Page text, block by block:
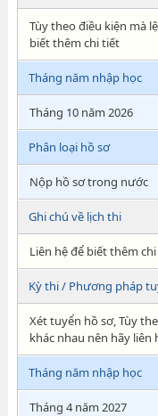
Tùy theo điều kiện mà
biết thêm chi tiết
Tháng năm nhập học
Tháng 10 năm 2026
Phân loại hồ sơ
Nộp hồ sơ trong nước
Ghi chú về lịch thi
Liên hệ để biết thêm
Kỳ thi / Phương pháp
Xét tuyển hồ sơ, Tùy
khác nhau nên hãy liên
Tháng năm nhập học
Tháng 4 năm 2027